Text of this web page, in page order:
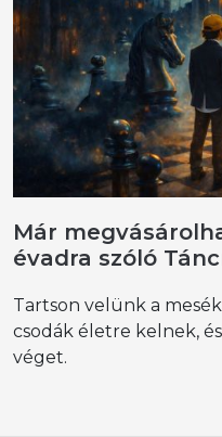
Már
évadra szóló
Tartson velünk a
csodák életre kelnek,
véget.